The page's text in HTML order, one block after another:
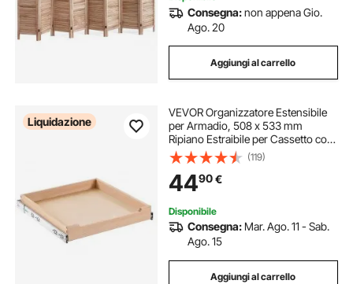
Consegna:non appena Gio.
Ago. 20
Aggiungi al carrello
Liquidazione
VEVOR Organizzatore Estensibile
per Armadio, 508 x 533 mm
Ripiano Estraibile per Cassetto con
Meccanismo di Chiusura
Ammortizzata, Cassetto in Legno,
Montaggio Laterale sul Fondo, per
Cucina, Dispensa
(119)
4490€
Disponibile
Consegna: Mar. Ago. 11 - Sab.
Ago. 15
Aggiungi al carrello